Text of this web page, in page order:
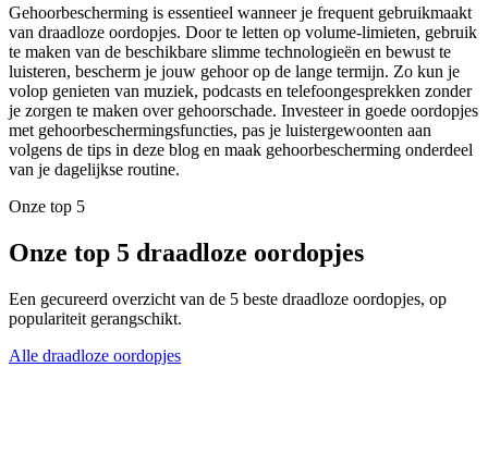
Gehoorbescherming is essentieel wanneer je frequent gebruikmaakt
van draadloze oordopjes. Door te letten op volume-limieten, gebruik
te maken van de beschikbare slimme technologieën en bewust te
luisteren, bescherm je jouw gehoor op de lange termijn. Zo kun je
volop genieten van muziek, podcasts en telefoongesprekken zonder
je zorgen te maken over gehoorschade. Investeer in goede oordopjes
met gehoorbeschermingsfuncties, pas je luistergewoonten aan
volgens de tips in deze blog en maak gehoorbescherming onderdeel
van je dagelijkse routine.
Onze top 5
Onze top 5 draadloze oordopjes
Een gecureerd overzicht van de 5 beste draadloze oordopjes, op
populariteit gerangschikt.
Alle draadloze oordopjes